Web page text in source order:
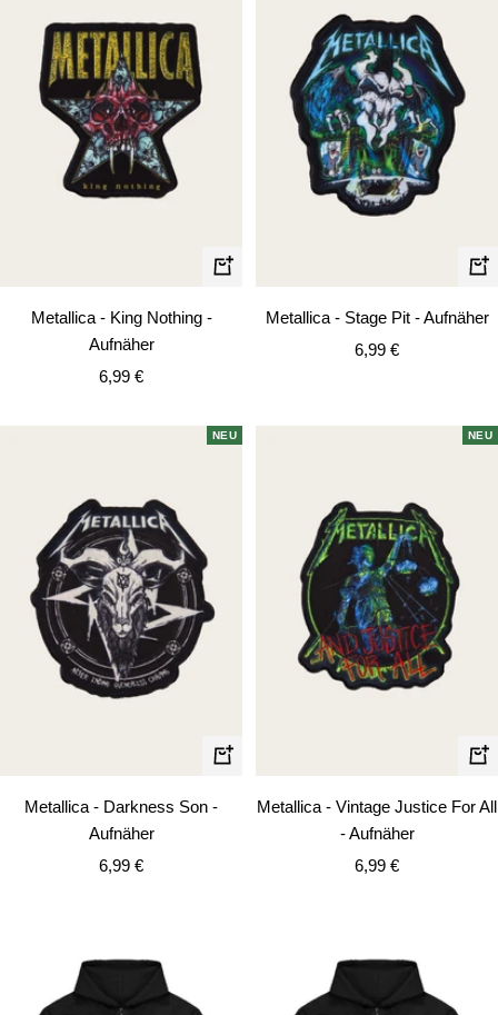
In
Metallica - King Nothing -
Aufnäher
Angebotspreis
6,99 €
In
Metallica - Stage Pit - Aufnäher
Angebotspreis
6,99 €
NEU
In
Metallica - Darkness Son -
Aufnäher
Angebotspreis
6,99 €
NEU
In
Metallica - Vintage Justice For All
- Aufnäher
Angebotspreis
6,99 €